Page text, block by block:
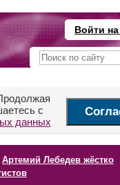
Войти
с
данных
Артемий Лебедев жёстко